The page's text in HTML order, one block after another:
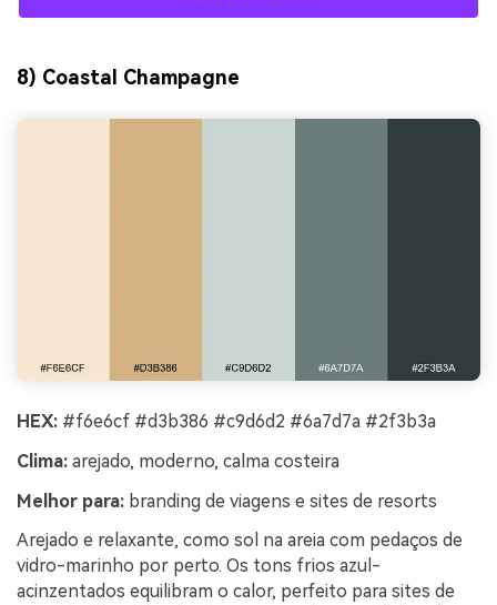
8) Coastal Champagne
HEX: #f6e6cf #d3b386 #c9d6d2 #6a7d7a #2f3b3a
Clima: arejado, moderno, calma costeira
Melhor para: branding de viagens e sites de resorts
Arejado e relaxante, como sol na areia com pedaços de
vidro-marinho por perto. Os tons frios azul-
acinzentados equilibram o calor, perfeito para sites de